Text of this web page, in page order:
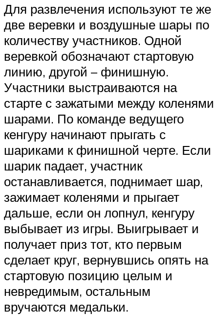
Для развлечения используют те же
две веревки и воздушные шары по
количеству участников. Одной
веревкой обозначают стартовую
линию, другой – финишную.
Участники выстраиваются на
старте с зажатыми между коленями
шарами. По команде ведущего
кенгуру начинают прыгать с
шариками к финишной черте. Если
шарик падает, участник
останавливается, поднимает шар,
зажимает коленями и прыгает
дальше, если он лопнул, кенгуру
выбывает из игры. Выигрывает и
получает приз тот, кто первым
сделает круг, вернувшись опять на
стартовую позицию целым и
невредимым, остальным
вручаются медальки.